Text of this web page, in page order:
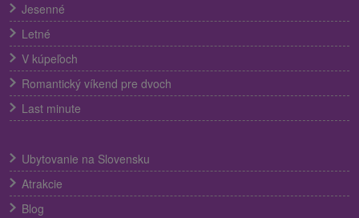
Jesenné
Letné
V kúpeľoch
Romantický víkend pre dvoch
Last minute
Ubytovanie na Slovensku
Atrakcie
Blog